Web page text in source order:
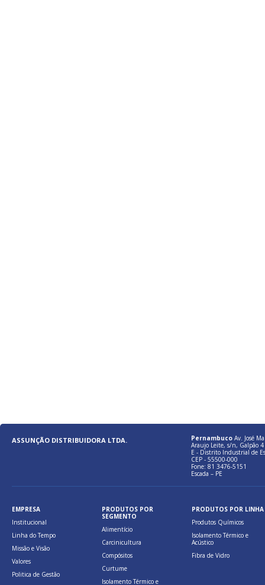
ASSUNÇÃO DISTRIBUIDORA LTDA. Pernambuco Av. José
Araujo Leite, s/n, Galpão 4
E - Distrito Industrial de
CEP - 55500-000
Fone: 81 3476-5151
Escada – PE
EMPRESA
Institucional
Linha do Tempo
Missão e Visão
Valores
Politica de Gestão
PRODUTOS POR
SEGMENTO
Alimentício
Carcinicultura
Compósitos
Curtume
Isolamento Térmico e
PRODUTOS POR LINHA
Produtos Químicos
Isolamento Térmico e
Acústico
Fibra de Vidro